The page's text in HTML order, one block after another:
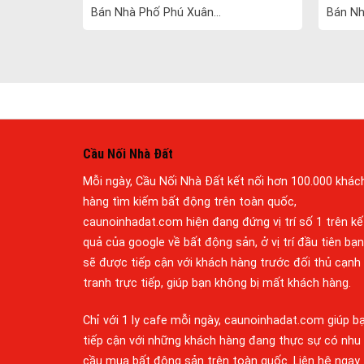
Bán Nhà Phố Phú Xuân... Bán
Cầu Nối Nhà Đất
Mỗi ngày, Cầu Nối Nhà Đất kết nối hơn 100.000
hàng tìm kiếm bất động trên toàn quốc,
caunoinhadat.com hiện đang đứng vị trí số 1 trên
quả của google về bất động sản, ở vị trí đầu tiên bạn
sẽ được tiếp cận với khách hàng trước đối thủ cạnh
tranh trực tiếp, giúp bạn không bị mất khách hàng.
Chỉ với 1 ly cafe mỗi ngày, caunoinhadat.com giúp
tiếp cận với những khách hàng đang thực sự có nhu
cầu mua bất động sản trên toàn quốc. Liên hệ ngay